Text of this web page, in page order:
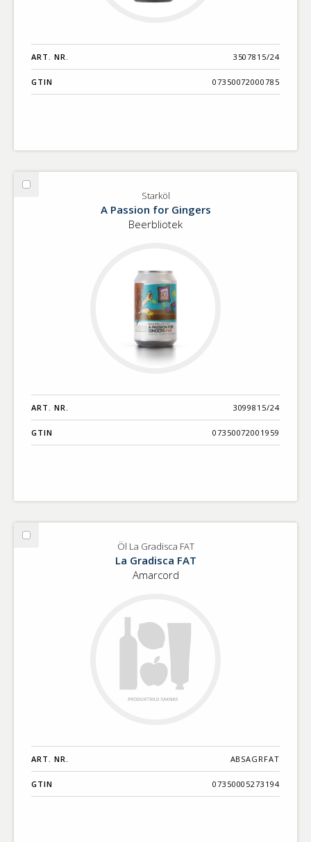
ART. NR. 3507815/24
GTIN 07350072000785
Välj
Starköl
A Passion for Gingers
Beerbliotek
ART. NR. 3099815/24
GTIN 07350072001959
Välj
Öl La Gradisca FAT
La Gradisca FAT
Amarcord
ART. NR. ABSAGRFAT
GTIN 07350005273194